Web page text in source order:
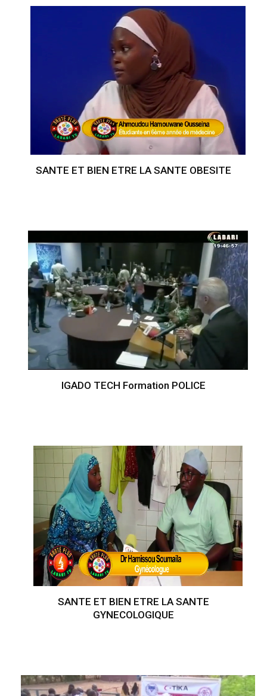
SANTE ET BIEN ETRE LA SANTE OBESITE
IGADO TECH Formation POLICE
SANTE ET BIEN ETRE LA SANTE
GYNECOLOGIQUE